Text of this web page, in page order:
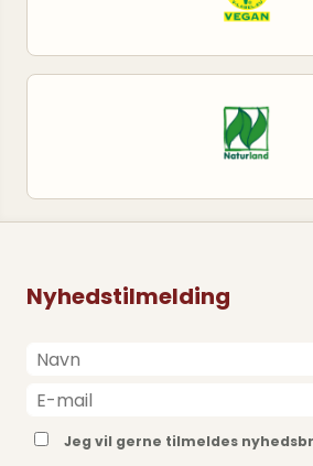
Nyhedstilmelding
Jeg vil gerne tilmeldes